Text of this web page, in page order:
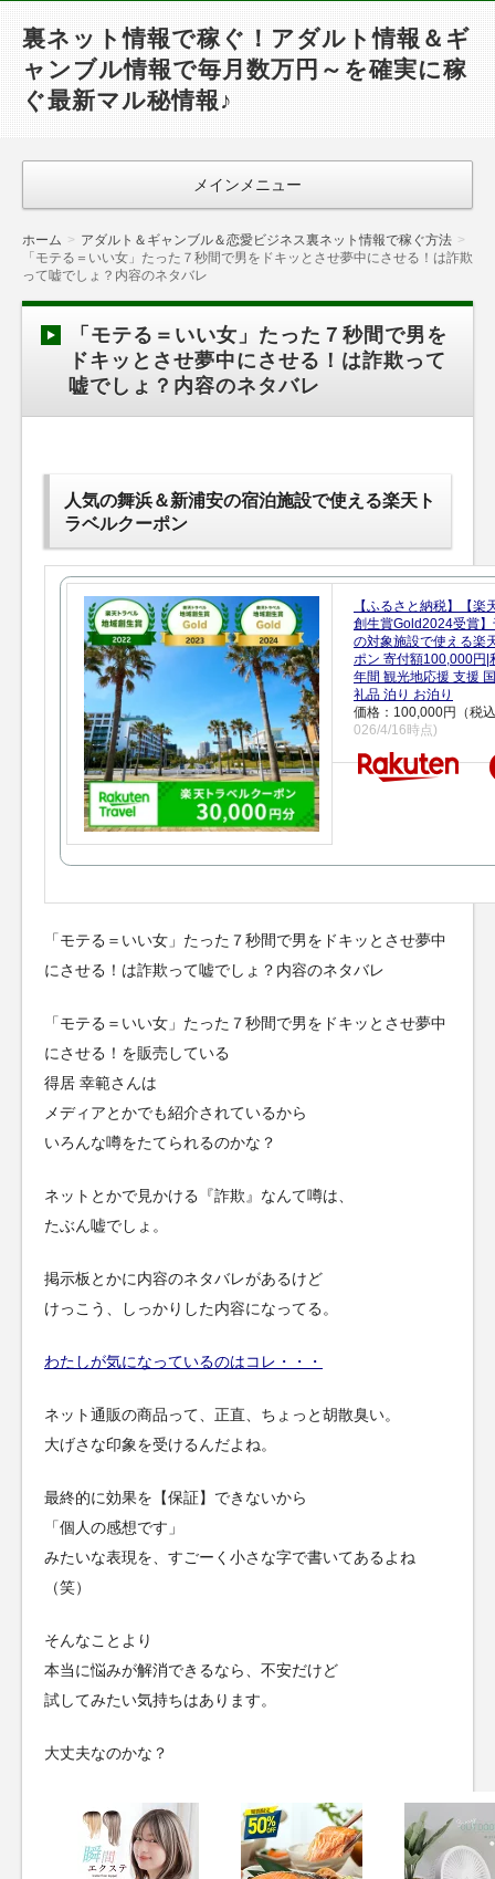
裏ネット情報で稼ぐ！アダルト情報＆ギ
ャンブル情報で毎月数万円～を確実に稼
ぐ最新マル秘情報♪
メインメニュー
ホーム
アダルト＆ギャンブル＆恋愛ビジネス裏ネット情報で稼ぐ方法
「モテる＝いい女」たった７秒間で男をドキッとさせ夢中にさせる！は詐欺
って嘘でしょ？内容のネタバレ
「モテる＝いい女」たった７秒間で男を
ドキッとさせ夢中にさせる！は詐欺って
嘘でしょ？内容のネタバレ
人気の舞浜＆新浦安の宿泊施設で使える楽天ト
ラベルクーポン
【ふるさと納税】【楽
創生賞Gold2024受賞
の対象施設で使える楽
ポン 寄付額100,000円|
年間 観光地応援 支援
礼品 泊り お泊り
価格：100,000円（税
026/4/16時点)
「モテる＝いい女」たった７秒間で男をドキッとさせ夢中
にさせる！は詐欺って嘘でしょ？内容のネタバレ
「モテる＝いい女」たった７秒間で男をドキッとさせ夢中
にさせる！を販売している
得居 幸範さんは
メディアとかでも紹介されているから
いろんな噂をたてられるのかな？
ネットとかで見かける『詐欺』なんて噂は、
たぶん嘘でしょ。
掲示板とかに内容のネタバレがあるけど
けっこう、しっかりした内容になってる。
わたしが気になっているのはコレ・・・
ネット通販の商品って、正直、ちょっと胡散臭い。
大げさな印象を受けるんだよね。
最終的に効果を【保証】できないから
「個人の感想です」
みたいな表現を、すごーく小さな字で書いてあるよね
（笑）
そんなことより
本当に悩みが解消できるなら、不安だけど
試してみたい気持ちはあります。
大丈夫なのかな？